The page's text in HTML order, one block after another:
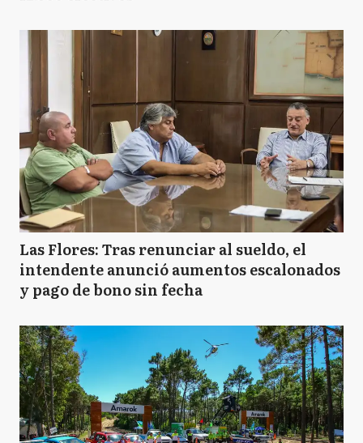
Las Flores: Tras renunciar al sueldo, el
intendente anunció aumentos escalonados
y pago de bono sin fecha